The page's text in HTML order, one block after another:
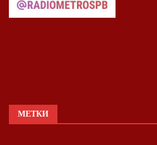
МЕТКИ